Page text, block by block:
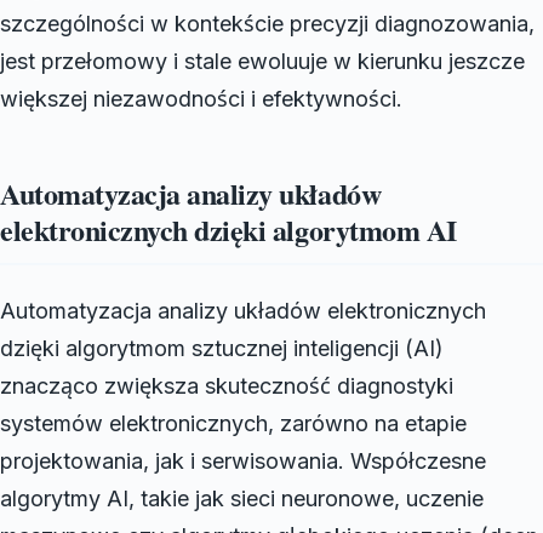
szczególności w kontekście precyzji diagnozowania,
jest przełomowy i stale ewoluuje w kierunku jeszcze
większej niezawodności i efektywności.
Automatyzacja analizy układów
elektronicznych dzięki algorytmom AI
Automatyzacja analizy układów elektronicznych
dzięki algorytmom sztucznej inteligencji (AI)
znacząco zwiększa skuteczność diagnostyki
systemów elektronicznych, zarówno na etapie
projektowania, jak i serwisowania. Współczesne
algorytmy AI, takie jak sieci neuronowe, uczenie